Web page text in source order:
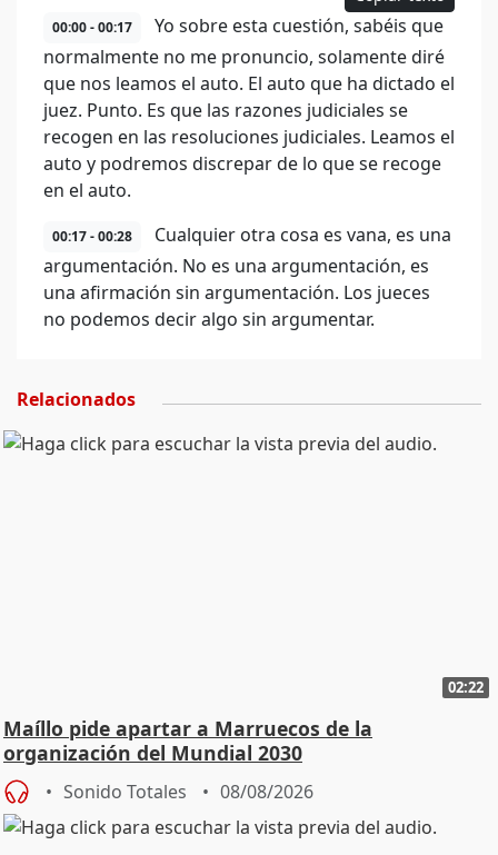
00:00 - 00:17
Yo sobre esta cuestión, sabéis que
normalmente no me pronuncio, solamente diré
que nos leamos el auto. El auto que ha dictado el
juez. Punto. Es que las razones judiciales se
recogen en las resoluciones judiciales. Leamos el
auto y podremos discrepar de lo que se recoge
en el auto.
00:17 - 00:28
Cualquier otra cosa es vana, es una
argumentación. No es una argumentación, es
una afirmación sin argumentación. Los jueces
no podemos decir algo sin argumentar.
Relacionados
02:22
Maíllo pide apartar a Marruecos de la
organización del Mundial 2030
Sonido Totales 08/08/2026